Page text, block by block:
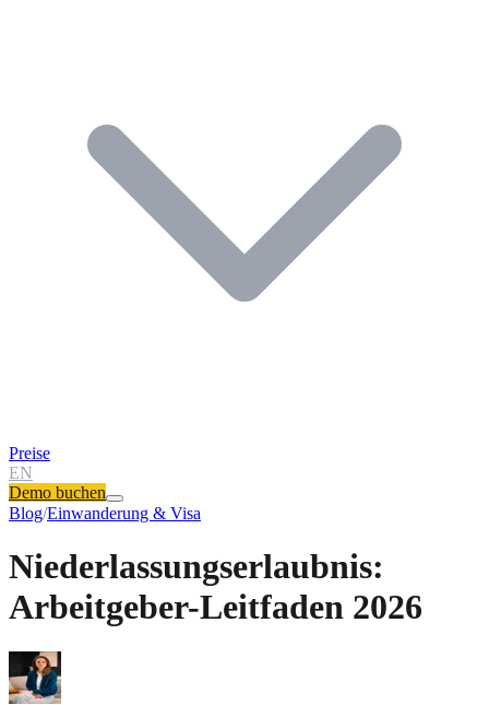
Preise
EN
Demo buchen
Blog/Einwanderung & Visa
Niederlassungserlaubnis:
Arbeitgeber-Leitfaden 2026